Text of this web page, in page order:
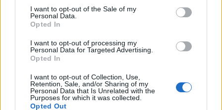
consent section.
I want to opt-out of the Sale of my
Personal Data.
Opted In
I want to opt-out of processing my
Personal Data for Targeted Advertising.
Opted In
I want to opt-out of Collection, Use,
Retention, Sale, and/or Sharing of my
Personal Data that Is Unrelated with the
Purposes for which it was collected.
Opted Out
ΔΙΕΘΝΗ
17/07/2024 - 23:39